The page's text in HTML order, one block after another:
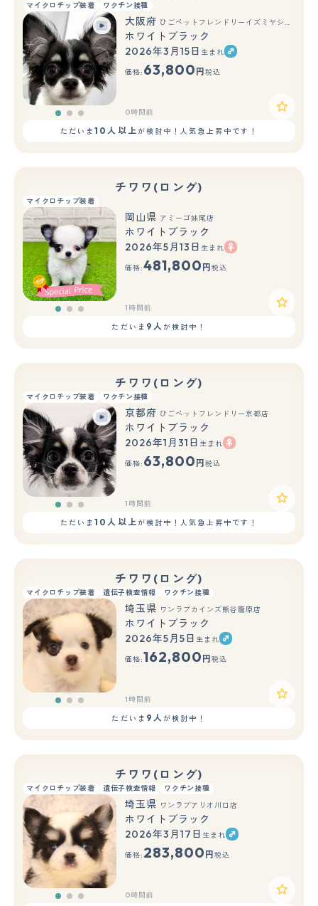
マイクロチップ装着 ワクチン接種
もっと見る
大阪府 ひごペットフレンドリーイズミヤショッピングセンター千里丘店
ホワイトブラック
2026年3月15日 生まれ
価格: 63,800 円 税込
0時間前
ただいま10人以上が検討中！人気急上昇中です！
チワワ(ロング)
マイクロチップ装着
もっと見る
岡山県 アミーゴ妹尾店
ホワイトブラック
2026年5月13日 生まれ
価格:481,800 円 税込
1時間前
ただいま 9人が検討中！
チワワ(ロング)
マイクロチップ装着 ワクチン接種
もっと見る
京都府 ひごペットフレンドリー京都店
ホワイトブラック
2026年1月31日 生まれ
価格: 63,800 円 税込
1時間前
ただいま10人以上が検討中！人気急上昇中です！
チワワ(ロング)
マイクロチップ装着 遺伝子検査情報 ワクチン接種
もっと見る
埼玉県 ワンラブカインズ熊谷籠原店
ホワイトブラック
2026年5月5日 生まれ
価格:162,800 円 税込
1時間前
ただいま 9人が検討中！
チワワ(ロング)
マイクロチップ装着 遺伝子検査情報 ワクチン接種
もっと見る
埼玉県 ワンラブアリオ川口店
ホワイトブラック
2026年3月17日 生まれ
価格: 283,800 円 税込
0時間前